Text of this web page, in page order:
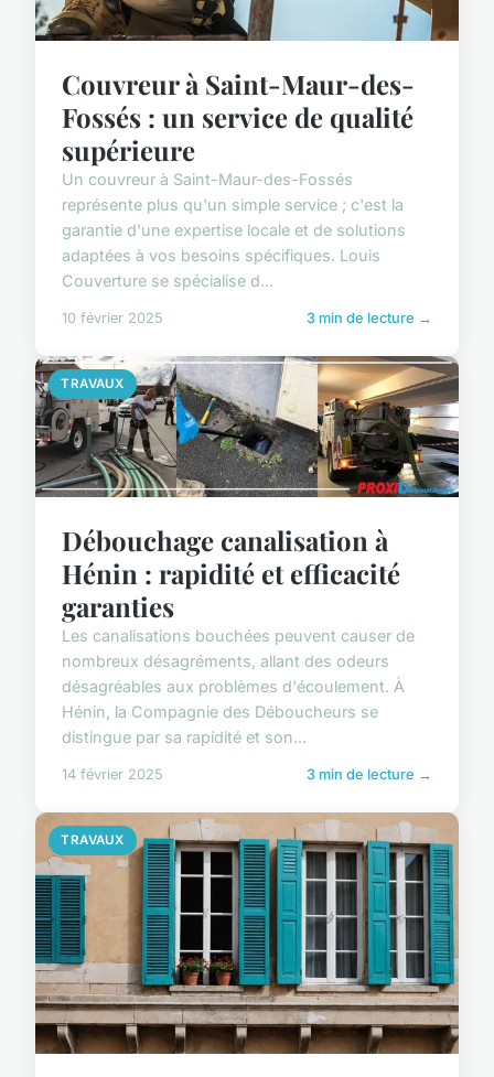
Couvreur à Saint-Maur-des-
Fossés : un service de qualité
supérieure
Un couvreur à Saint-Maur-des-Fossés
représente plus qu'un simple service ; c'est la
garantie d'une expertise locale et de solutions
adaptées à vos besoins spécifiques. Louis
Couverture se spécialise d...
10 février 2025 3 min de lecture →
TRAVAUX
Débouchage canalisation à
Hénin : rapidité et efficacité
garanties
Les canalisations bouchées peuvent causer de
nombreux désagréments, allant des odeurs
désagréables aux problèmes d'écoulement. À
Hénin, la Compagnie des Déboucheurs se
distingue par sa rapidité et son...
14 février 2025 3 min de lecture →
TRAVAUX